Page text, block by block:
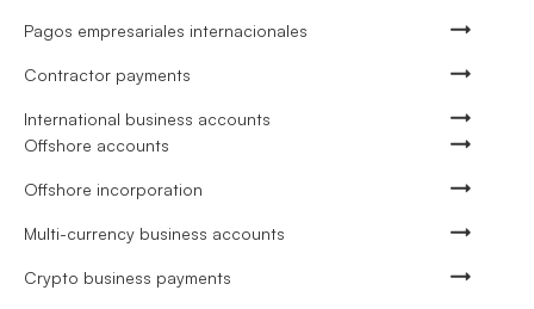
Pagos empresariales internacionales
Contractor payments
International business accounts
Offshore accounts
Offshore incorporation
Multi-currency business accounts
Crypto business payments